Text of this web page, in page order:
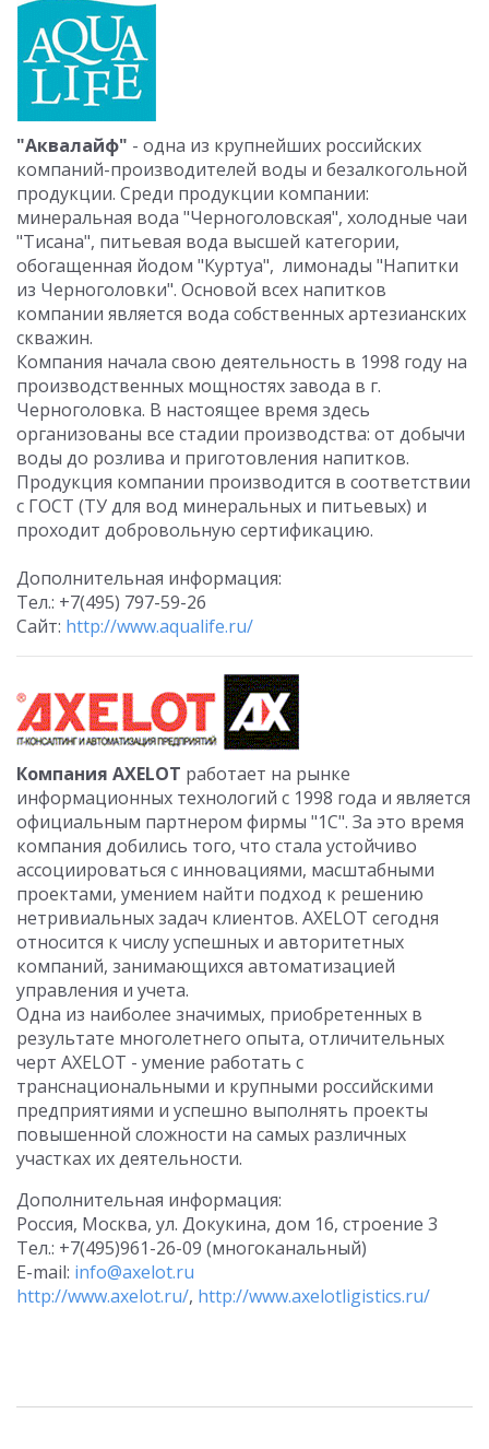
"Аквалайф" - одна из крупнейших российских
компаний-производителей воды и безалкогольной
продукции. Среди продукции компании:
минеральная вода "Черноголовская", холодные чаи
"Тисана", питьевая вода высшей категории,
обогащенная йодом "Куртуа", лимонады "Напитки
из Черноголовки". Основой всех напитков
компании является вода собственных артезианских
скважин.
Компания начала свою деятельность в 1998 году на
производственных мощностях завода в г.
Черноголовка. В настоящее время здесь
организованы все стадии производства: от добычи
воды до розлива и приготовления напитков.
Продукция компании производится в соответствии
с ГОСТ (ТУ для вод минеральных и питьевых) и
проходит добровольную сертификацию.
Дополнительная информация:
Тел.: +7(495) 797-59-26
Сайт: http://www.aqualife.ru/
Компания AXELOT работает на рынке
информационных технологий с 1998 года и является
официальным партнером фирмы "1С". За это время
компания добились того, что стала устойчиво
ассоциироваться с инновациями, масштабными
проектами, умением найти подход к решению
нетривиальных задач клиентов. AXELOT сегодня
относится к числу успешных и авторитетных
компаний, занимающихся автоматизацией
управления и учета.
Одна из наиболее значимых, приобретенных в
результате многолетнего опыта, отличительных
черт AXELOT - умение работать с
транснациональными и крупными российскими
предприятиями и успешно выполнять проекты
повышенной сложности на самых различных
участках их деятельности.
Дополнительная информация:
Россия, Москва, ул. Докукина, дом 16, строение 3
Тел.: +7(495)961-26-09 (многоканальный)
E-mail: info@axelot.ru
http://www.axelot.ru/, http://www.axelotligistics.ru/